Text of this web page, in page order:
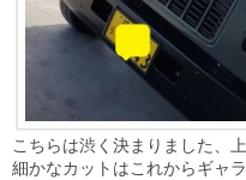
こちらは渋く決まりました、
細かなカットはこれからギャ